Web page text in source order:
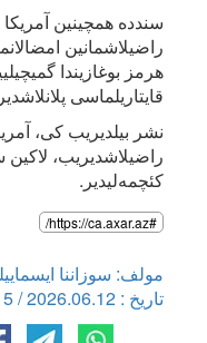
سندده همچینین آمریکا
هرمز بوغازیندا
قایتاریلماسی
نشر بیلدیریب کی،
راضیلاشدیریب،
کئچمه‌لیدیر.
#https://ca.axar.az/
مولف: سوزاننا
تاریخ : 2026.06.12 / 15:15